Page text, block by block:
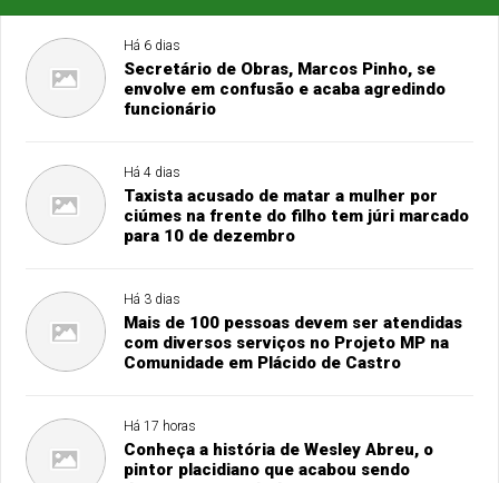
Há 6 dias
Secretário de Obras, Marcos Pinho, se
envolve em confusão e acaba agredindo
funcionário
Há 4 dias
Taxista acusado de matar a mulher por
ciúmes na frente do filho tem júri marcado
para 10 de dezembro
Há 3 dias
Mais de 100 pessoas devem ser atendidas
com diversos serviços no Projeto MP na
Comunidade em Plácido de Castro
Há 17 horas
Conheça a história de Wesley Abreu, o
pintor placidiano que acabou sendo